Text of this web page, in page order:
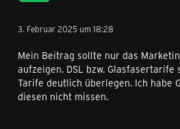
3. Februar 2025 um 18:28
Mein Beitrag sollte nur das
aufzeigen. DSL bzw. Glasfasertarife
Tarife deutlich überlegen. Ich habe
diesen nicht missen.